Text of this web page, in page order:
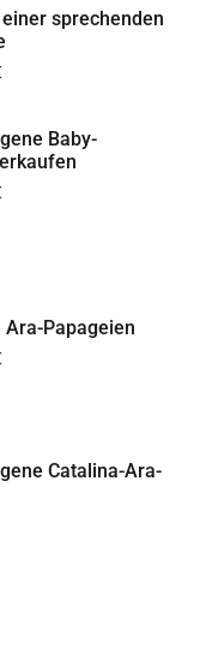
sprechenden
Baby-
Ara-Papageien
Catalina-Ara-